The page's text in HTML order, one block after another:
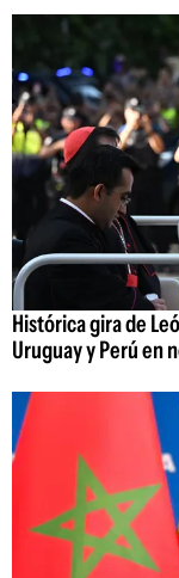
Histórica gira de
Uruguay y Perú en